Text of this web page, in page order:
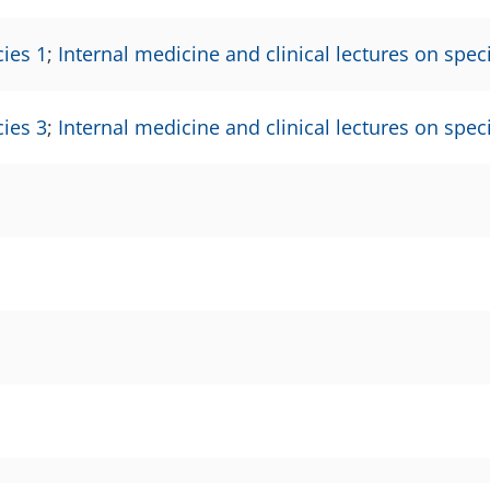
1; Internal medicine and clinical lectures on
3; Internal medicine and clinical lectures on